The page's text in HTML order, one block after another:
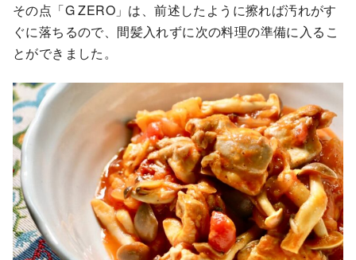
その点「G ZERO」は、前述したように擦れば汚れがす
ぐに落ちるので、間髪入れずに次の料理の準備に入るこ
とができました。